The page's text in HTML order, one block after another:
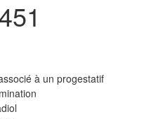
à un progestatif